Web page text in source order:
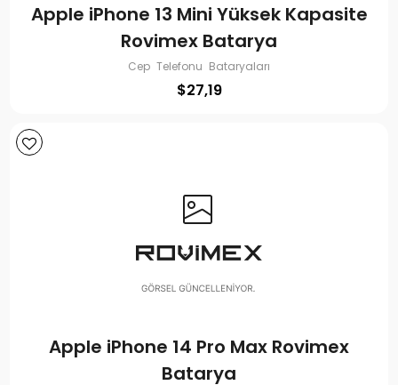
Apple iPhone 13 Mini Yüksek Kapasite
Rovimex Batarya
Cep Telefonu Bataryaları
$27,19
Apple iPhone 14 Pro Max Rovimex
Batarya